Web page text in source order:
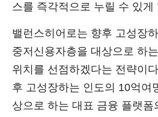
스를 즉각적으로 누릴 수 있게
밸런스히어로는 향후 고성장
중저신용자층을 대상으로 하
위치를 선점하겠다는 전략이
후 고성장하는 인도의 10억여
상으로 하는 대표 금융 플랫